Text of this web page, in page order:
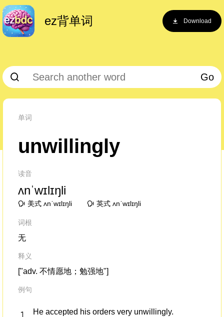
ez背单词 Download
Go
单词
unwillingly
读音
ʌnˈwɪlɪŋli
美式 ʌnˈwɪlɪŋli 英式 ʌnˈwɪlɪŋli
词根
无
释义
["adv. 不情愿地；勉强地"]
例句
He accepted his orders very unwillingly.